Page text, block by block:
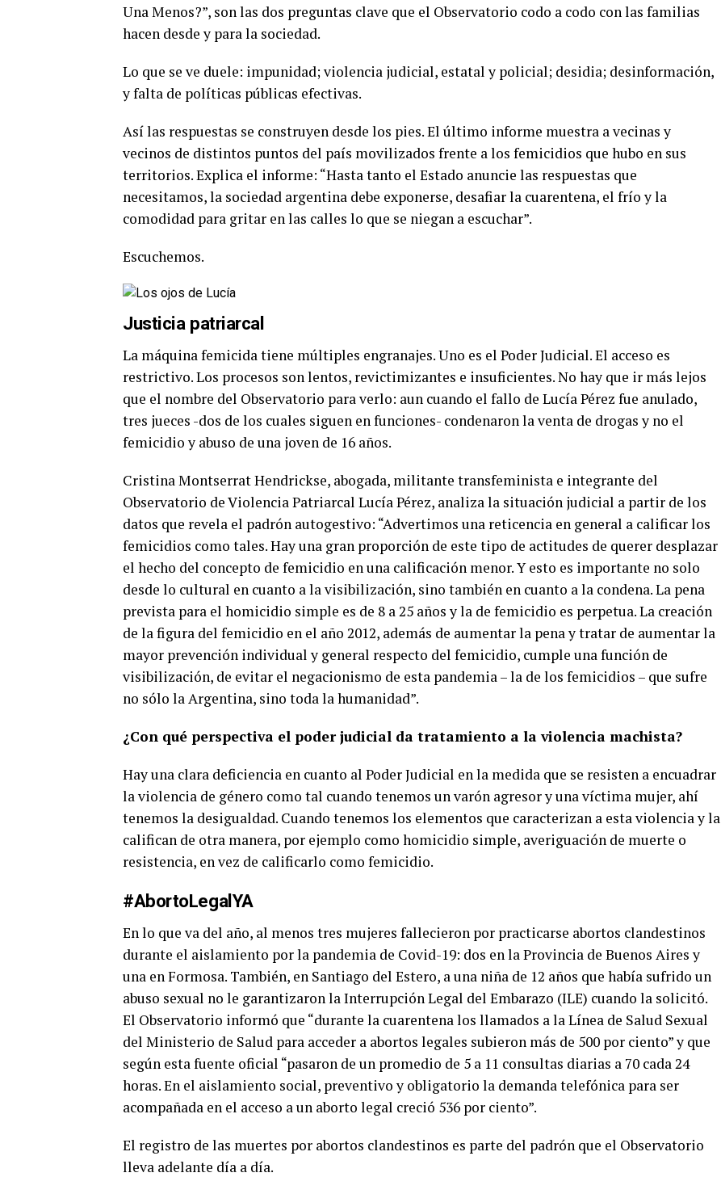
Una Menos?”, son las dos preguntas clave que el Observatorio codo a codo con las familias
hacen desde y para la sociedad.
Lo que se ve duele: impunidad; violencia judicial, estatal y policial; desidia; desinformación,
y falta de políticas públicas efectivas.
Así las respuestas se construyen desde los pies. El último informe muestra a vecinas y
vecinos de distintos puntos del país movilizados frente a los femicidios que hubo en sus
territorios. Explica el informe: “Hasta tanto el Estado anuncie las respuestas que
necesitamos, la sociedad argentina debe exponerse, desafiar la cuarentena, el frío y la
comodidad para gritar en las calles lo que se niegan a escuchar”.
Escuchemos.
Justicia patriarcal
La máquina femicida tiene múltiples engranajes. Uno es el Poder Judicial. El acceso es
restrictivo. Los procesos son lentos, revictimizantes e insuficientes. No hay que ir más lejos
que el nombre del Observatorio para verlo: aun cuando el fallo de Lucía Pérez fue anulado,
tres jueces -dos de los cuales siguen en funciones- condenaron la venta de drogas y no el
femicidio y abuso de una joven de 16 años.
Cristina Montserrat Hendrickse, abogada, militante transfeminista e integrante del
Observatorio de Violencia Patriarcal Lucía Pérez, analiza la situación judicial a partir de los
datos que revela el padrón autogestivo: “Advertimos una reticencia en general a calificar los
femicidios como tales. Hay una gran proporción de este tipo de actitudes de querer desplazar
el hecho del concepto de femicidio en una calificación menor. Y esto es importante no solo
desde lo cultural en cuanto a la visibilización, sino también en cuanto a la condena. La pena
prevista para el homicidio simple es de 8 a 25 años y la de femicidio es perpetua. La creación
de la figura del femicidio en el año 2012, además de aumentar la pena y tratar de aumentar la
mayor prevención individual y general respecto del femicidio, cumple una función de
visibilización, de evitar el negacionismo de esta pandemia – la de los femicidios – que sufre
no sólo la Argentina, sino toda la humanidad”.
¿Con qué perspectiva el poder judicial da tratamiento a la violencia machista?
Hay una clara deficiencia en cuanto al Poder Judicial en la medida que se resisten a encuadrar
la violencia de género como tal cuando tenemos un varón agresor y una víctima mujer, ahí
tenemos la desigualdad. Cuando tenemos los elementos que caracterizan a esta violencia y la
califican de otra manera, por ejemplo como homicidio simple, averiguación de muerte o
resistencia, en vez de calificarlo como femicidio.
#AbortoLegalYA
En lo que va del año, al menos tres mujeres fallecieron por practicarse abortos clandestinos
durante el aislamiento por la pandemia de Covid-19: dos en la Provincia de Buenos Aires y
una en Formosa. También, en Santiago del Estero, a una niña de 12 años que había sufrido un
abuso sexual no le garantizaron la Interrupción Legal del Embarazo (ILE) cuando la solicitó.
El Observatorio informó que “durante la cuarentena los llamados a la Línea de Salud Sexual
del Ministerio de Salud para acceder a abortos legales subieron más de 500 por ciento” y que
según esta fuente oficial “pasaron de un promedio de 5 a 11 consultas diarias a 70 cada 24
horas. En el aislamiento social, preventivo y obligatorio la demanda telefónica para ser
acompañada en el acceso a un aborto legal creció 536 por ciento”.
El registro de las muertes por abortos clandestinos es parte del padrón que el Observatorio
lleva adelante día a día.